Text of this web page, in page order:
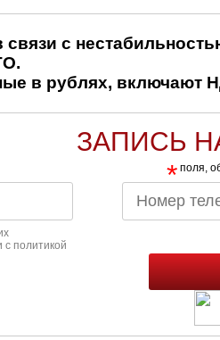
с
в рублях, включают
ЗАПИСЬ
* поля,
с политикой